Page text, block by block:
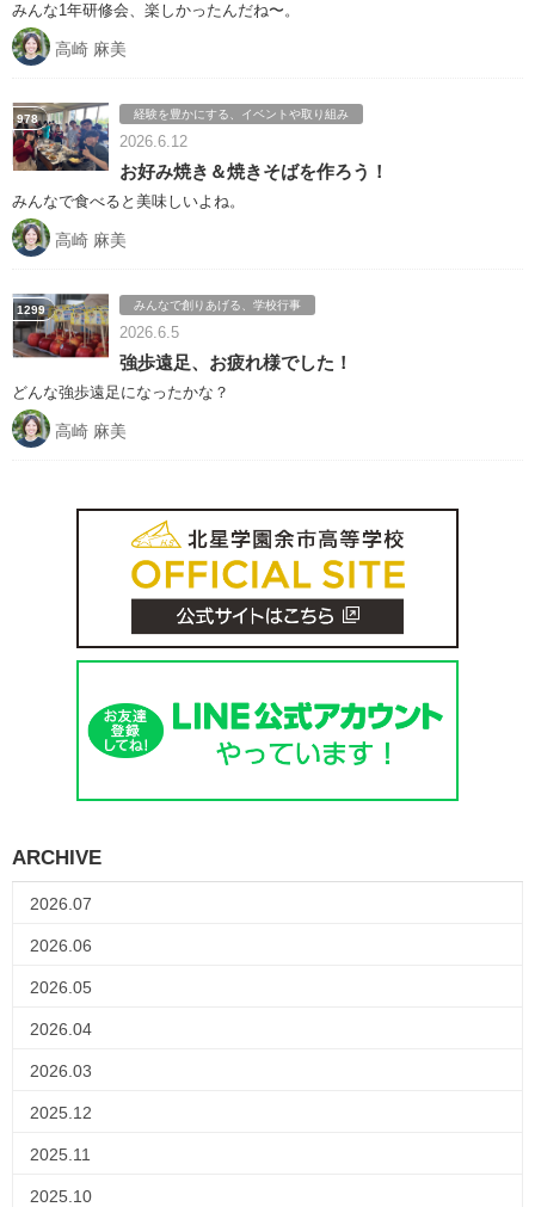
みんな1年研修会、楽しかったんだね〜。
高崎 麻美
経験を豊かにする、イベントや取り組み
2026.6.12
お好み焼き＆焼きそばを作ろう！
978
みんなで食べると美味しいよね。
高崎 麻美
みんなで創りあげる、学校行事
2026.6.5
強歩遠足、お疲れ様でした！
1299
どんな強歩遠足になったかな？
高崎 麻美
ARCHIVE
2026.07
2026.06
2026.05
2026.04
2026.03
2025.12
2025.11
2025.10